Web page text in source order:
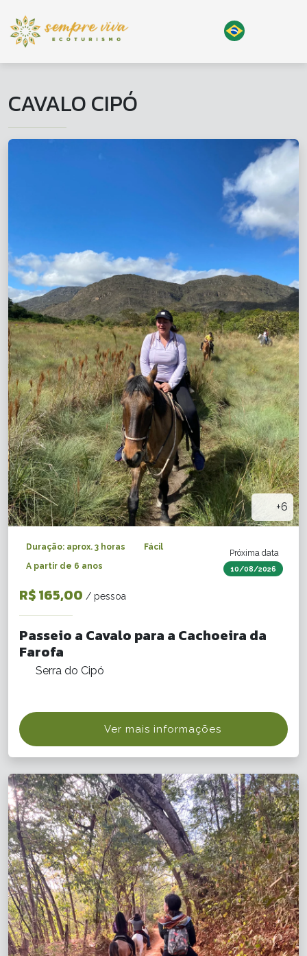
CAVALO CIPÓ
+6
Próxima data
10/08/2026
Duração: aprox. 3 horas
Fácil
A partir de 6 anos
R$ 165,00 / pessoa
Passeio a Cavalo para a Cachoeira da
Farofa
Serra do Cipó
Ver mais informações